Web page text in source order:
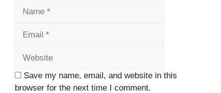
Save my name, email, and website in this
browser for the next time I comment.